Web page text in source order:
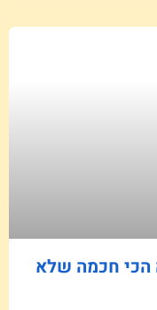
הכי חכמה שלא